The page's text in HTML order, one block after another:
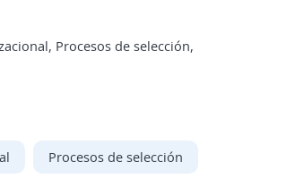
Procesos de selección,
Procesos de selección